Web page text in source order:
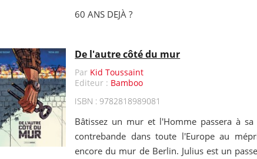
60 ANS DEJÀ ?
De l'autre côté du mur
Par Kid Toussaint
Editeur : Bamboo
ISBN : 9782818989081
Bâtissez un mur et l'Homme passera à
contrebande dans toute l'Europe au
encore du mur de Berlin. Julius est un